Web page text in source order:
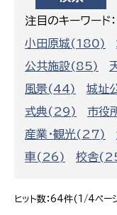
注目のキーワード：
小田原城(180)
公共施設(85)
風景(44)
城址
式典(29)
市役
産業・観光(27)
車(26)
校舎
ヒット数：64件(1/4ペー